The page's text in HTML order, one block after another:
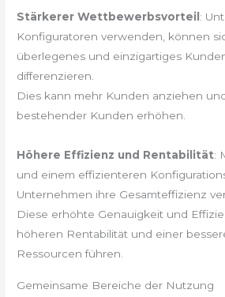
Stärkerer Wettbewerbsvorteil:
Konfiguratoren verwenden, können
überlegenes und einzigartiges
differenzieren.
Dies kann mehr Kunden anziehen
bestehender Kunden erhöhen.
Höhere Effizienz und Rentabilität:
und einem effizienteren
Unternehmen ihre Gesamteffizienz
Diese erhöhte Genauigkeit und
höheren Rentabilität und einer
Ressourcen führen.
Gemeinsame Bereiche der Nutzung